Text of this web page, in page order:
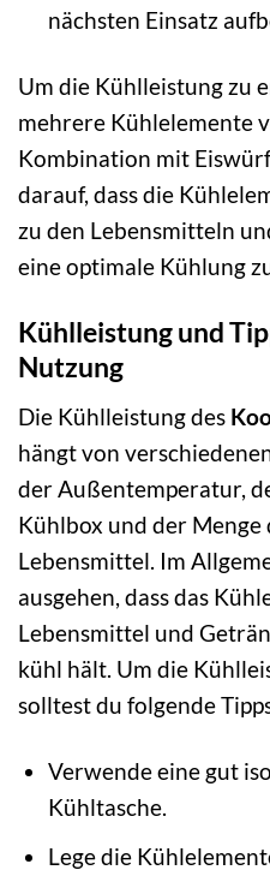
nächsten Einsatz
Um die Kühlleistung zu
mehrere Kühlelemente
Kombination mit
darauf, dass die
zu den Lebensmitteln
eine optimale Kühlung
Kühlleistung und
Nutzung
Die Kühlleistung des
hängt von
der Außentemperatur,
Kühlbox und der Menge
Lebensmittel. Im
ausgehen, dass das
Lebensmittel und
kühl hält. Um die
solltest du folgende
Verwende eine gut
Kühltasche.
Lege die